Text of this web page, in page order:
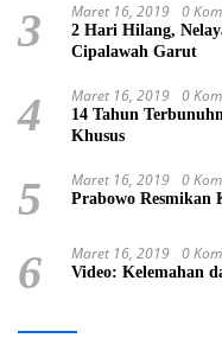
3 Maret 16, 2019 0
2 Hari Hilang,
Cipalawah Garut
4 Maret 16, 2019 0
14 Tahun
Khusus
5 Maret 16, 2019 0
Prabowo Resmikan
6 Maret 16, 2019 0
Video: Kelemahan